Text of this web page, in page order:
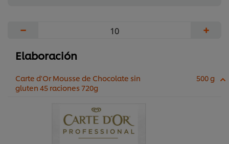
− +
Elaboración
Carte d'Or Mousse de Chocolate sin
gluten 45 raciones 720g
500 g